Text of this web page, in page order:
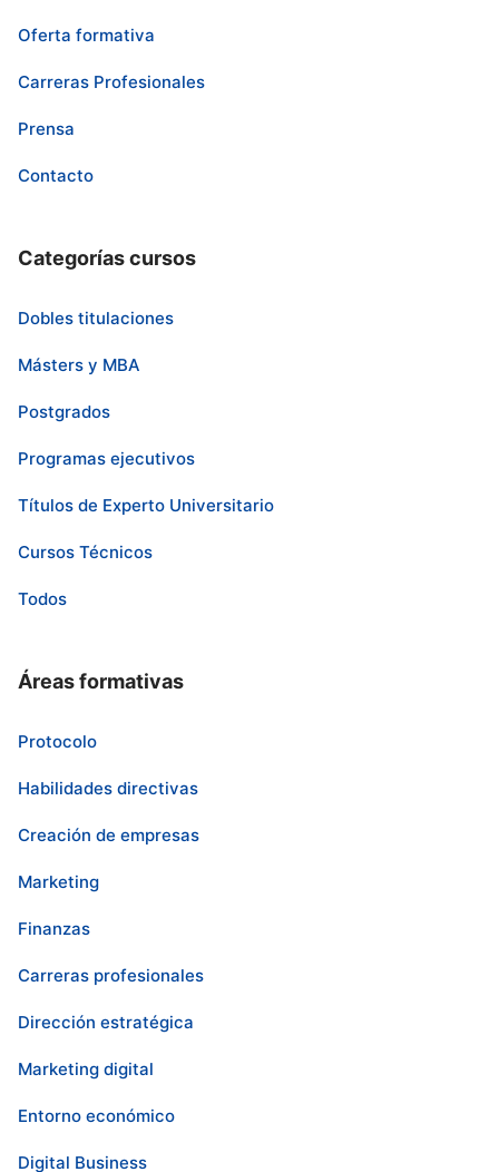
Oferta formativa
Carreras Profesionales
Prensa
Contacto
Categorías cursos
Dobles titulaciones
Másters y MBA
Postgrados
Programas ejecutivos
Títulos de Experto Universitario
Cursos Técnicos
Todos
Áreas formativas
Protocolo
Habilidades directivas
Creación de empresas
Marketing
Finanzas
Carreras profesionales
Dirección estratégica
Marketing digital
Entorno económico
Digital Business